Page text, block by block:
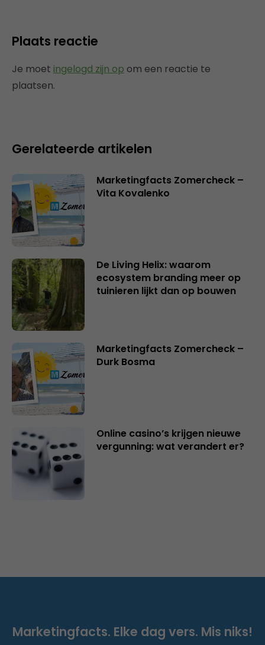
Plaats reactie
Je moet ingelogd zijn op om een reactie te
plaatsen.
Gerelateerde artikelen
Marketingfacts Zomercheck –
Vita Kovalenko
De Living Helix: waarom
ecosystem branding meer op
tuinieren lijkt dan op bouwen
Marketingfacts Zomercheck –
Durk Bosma
Online casino’s krijgen nieuwe
vergunning: wat verandert er?
Marketingfacts. Elke dag vers. Mis niks!